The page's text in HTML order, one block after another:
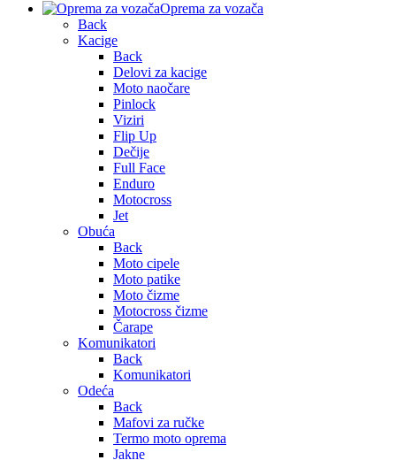
Oprema za vozača
Back
Kacige
Back
Delovi za kacige
Moto naočare
Pinlock
Viziri
Flip Up
Dečije
Full Face
Enduro
Motocross
Jet
Obuća
Back
Moto cipele
Moto patike
Moto čizme
Motocross čizme
Čarape
Komunikatori
Back
Komunikatori
Odeća
Back
Mafovi za ručke
Termo moto oprema
Jakne